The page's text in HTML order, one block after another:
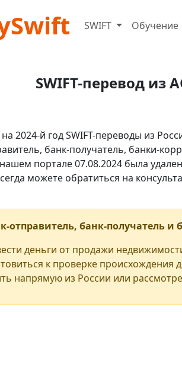
SWIFT Обучение
SWIFT-перевод из
2024-й год SWIFT-переводы из
банк-получатель, банки-
портале 07.08.2024 была
можете обратиться на
отправитель, банк-получатель и
деньги от продажи
к проверке происхождения
напрямую из России или